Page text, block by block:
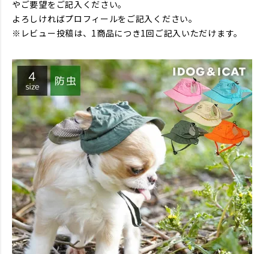
やご要望をご記入ください。
よろしければプロフィールをご記入ください。
※レビュー投稿は、1商品につき1回ご記入いただけます。